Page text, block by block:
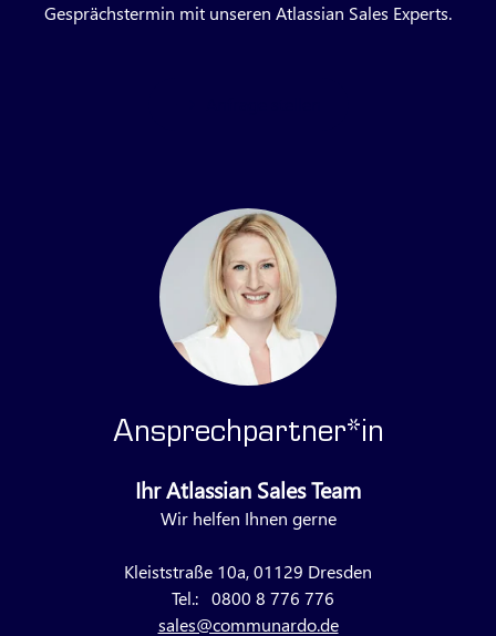
Gesprächstermin mit unseren Atlassian Sales Experts.
Ansprechpartner*in
Ihr Atlassian Sales Team
Wir helfen Ihnen gerne
Kleiststraße 10a, 01129 Dresden
Tel.: 0800 8 776 776
sales@communardo.de